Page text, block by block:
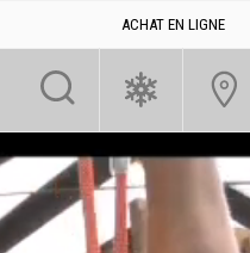
ACHAT EN LIGNE